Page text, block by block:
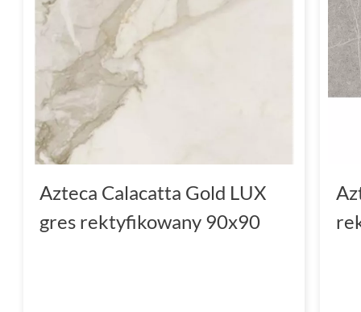
Azteca Calacatta Gold LUX
gres rektyfikowany 90x90